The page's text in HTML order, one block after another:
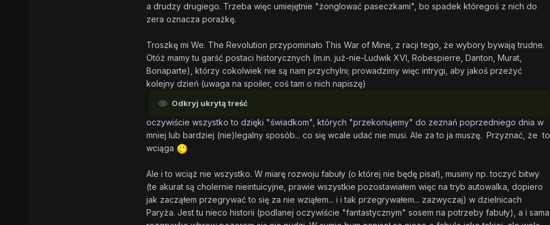
a drudzy drugiego. Trzeba więc umiejętnie "żonglować paseczkami", bo spadek któregoś z nich do
zera oznacza porażkę.
Troszkę mi We. The Revolution przypominało This War of Mine, z racji tego, że wybory bywają trudne.
Otóż mamy tu garść postaci historycznych (m.in. już-nie-Ludwik XVI, Robespierre, Danton, Murat,
Bonaparte), którzy cokolwiek nie są nam przychylni; prowadzimy więc intrygi, aby jakoś przeżyć
kolejny dzień (uwaga na spoiler, coś tam o nich napiszę)
Odkryj ukrytą treść
oczywiście wszystko to dzięki "świadkom", których "przekonujemy" do zeznań poprzedniego dnia w
mniej lub bardziej (nie)legalny sposób... co się wcale udać nie musi. Ale za to ja muszę. Przyznać, że to
wciąga
Ale i to wciąż nie wszystko. W miarę rozwoju fabuły (o której nie będę pisał), musimy np. toczyć bitwy
(te akurat są cholernie nieintuicyjne, prawie wszystkie pozostawiałem więc na tryb autowalka, dopiero
jak zacząłem przegrywać to się za nie wziąłem... i i tak przegrywałem... zazwyczaj) w dzielnicach
Paryża. Jest tu nieco historii (podlanej oczywiście "fantastycznym" sosem na potrzeby fabuły), a i sama